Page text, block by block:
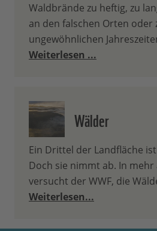
Waldbrände zu heftig, zu
an den falschen Orten oder
ungewöhnlichen
Weiterlesen ...
Wälder
Ein Drittel der Landfläche
Doch sie nimmt ab. In mehr
versucht der WWF, die
Weiterlesen...